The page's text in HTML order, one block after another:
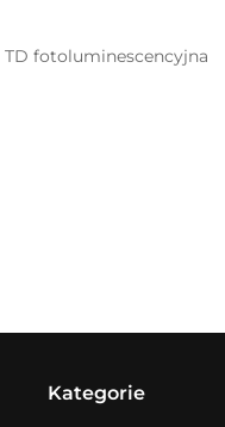
TD fotoluminescencyjna
Kategorie